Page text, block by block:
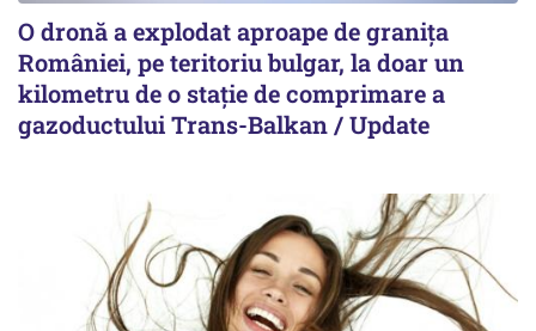
O dronă a explodat aproape de granița
României, pe teritoriu bulgar, la doar un
kilometru de o stație de comprimare a
gazoductului Trans-Balkan / Update